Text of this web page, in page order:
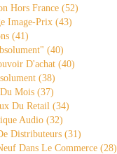
Hors France (52)
Image-Prix (43)
(41)
(40)
D'achat (40)
(38)
Mois (37)
Du Retail (34)
Audio (32)
Distributeurs (31)
Dans Le Commerce (28)